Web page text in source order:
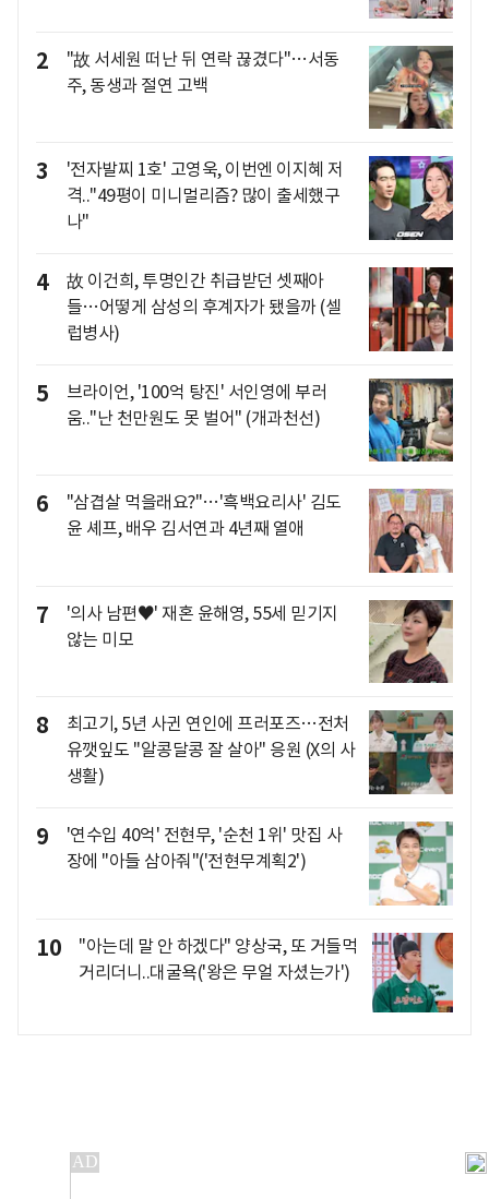
2
"故 서세원 떠난 뒤 연락 끊겼다"…서동
주, 동생과 절연 고백
3
'전자발찌 1호' 고영욱, 이번엔 이지혜 저
격.."49평이 미니멀리즘? 많이 출세했구
나"
4
故 이건희, 투명인간 취급받던 셋째아
들…어떻게 삼성의 후계자가 됐을까 (셀
럽병사)
5
브라이언, '100억 탕진' 서인영에 부러
움.."난 천만원도 못 벌어" (개과천선)
6
"삼겹살 먹을래요?"…'흑백요리사' 김도
윤 셰프, 배우 김서연과 4년째 열애
7
'의사 남편♥' 재혼 윤해영, 55세 믿기지
않는 미모
8
최고기, 5년 사귄 연인에 프러포즈…전처
유깻잎도 "알콩달콩 잘 살아" 응원 (X의 사
생활)
9
'연수입 40억' 전현무, '순천 1위' 맛집 사
장에 "아들 삼아줘"('전현무계획2')
10
"아는데 말 안 하겠다" 양상국, 또 거들먹
거리더니..대굴욕('왕은 무얼 자셨는가')